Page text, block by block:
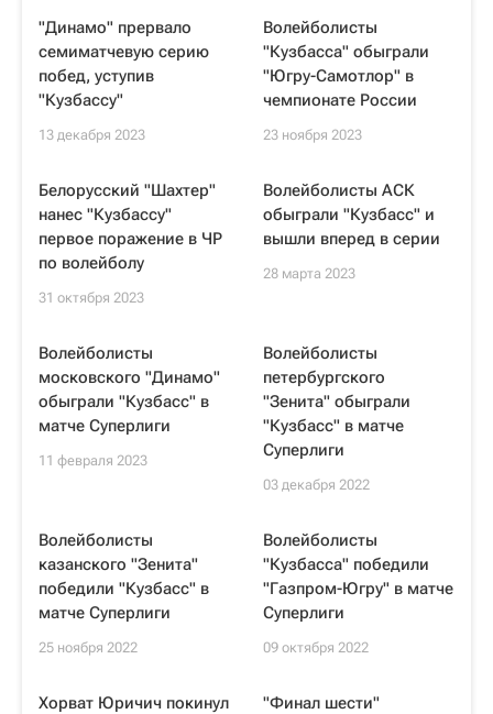
"Динамо" прервало
семиматчевую серию
побед, уступив
"Кузбассу"
13 декабря 2023
Волейболисты
"Кузбасса" обыграли
"Югру-Самотлор" в
чемпионате России
23 ноября 2023
Белорусский "Шахтер"
нанес "Кузбассу"
первое поражение в ЧР
по волейболу
31 октября 2023
Волейболисты АСК
обыграли "Кузбасс" и
вышли вперед в серии
28 марта 2023
Волейболисты
московского "Динамо"
обыграли "Кузбасс" в
матче Суперлиги
11 февраля 2023
Волейболисты
петербургского
"Зенита" обыграли
"Кузбасс" в матче
Суперлиги
03 декабря 2022
Волейболисты
казанского "Зенита"
победили "Кузбасс" в
матче Суперлиги
25 ноября 2022
Волейболисты
"Кузбасса" победили
"Газпром-Югру" в матче
Суперлиги
09 октября 2022
Хорват Юричич покинул
"Финал шести"